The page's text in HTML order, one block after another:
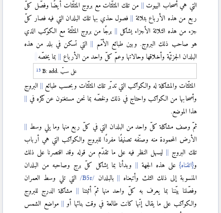
التي هي أصحاب البيوت
من تلك المثلّثات مع بروج المثلّثات أيضًا وفصّل كلّ
ربع من هذه الأرباع بثلاثة
فصول حذي بها تلك البلدان التي فيه فصار كلّ
جزء من هذه الثلاثة الأجزاء يشاكل
برجًا من بروج المثلّثة مع الكوكب الذي
هو صاحب ذلك البروج. وبين طبائع الأمّم
التي تسكن في بلد من هذه
البلدان الجزئيّة وأخلاقها وحالاتها وعمّ كلّ واحد من الأرباع
بما يخصّه
B: add. على سبّ
المثلّثات والمشاكلة له والكواكب التي تدبّر تلك المثلّثات وبحسب طبائع
البروج
وأصحابها من الكواكب واحتاج في ذلك ولخصّه بما نحن مستغنون عن ذكره في
هذا الموضع.
ثمّ وصف مشاكلة كلّ واحد من البلدان التي في كلّ ربع منها وما يلي وسط
الأرض المحمودة منه وصنّفه تصنيفًا مفردًا للبروج والكواكب التي هي أرباب
تلك البروج
ليسهل النظر فيه على ما تقدّم من قوله وقد اقتصرنا على ذلك
و{اتقناه} على هذه الجهة
وبدأنا بما يشاكل كلّ برج وصاحبه من البلدان
المنسوبة إلى ذلك الثلث وأتبعناه
بالبلدان
التي تلي وسط العمران
وفصّلنا بيّننا بما يعرف به كلّ واحد منها ثمّ أثبتنا
مشاكلة الدرج للبروج
والكواكب على ما يقال إنّها كانت طالعة في وقت بنائها أو
مواضع الشمس